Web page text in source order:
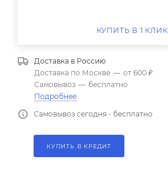
КУПИТЬ В 1 КЛИК
Доставка в Россию
Доставка по Москве — от 600 ₽
Самовывоз — бесплатно
Подробнее
Самовывоз сегодня - бесплатно
КУПИТЬ В КРЕДИТ